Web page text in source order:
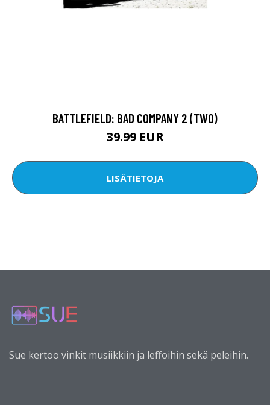
BATTLEFIELD: BAD COMPANY 2 (TWO)
39.99 EUR
LISÄTIETOJA
Sue kertoo vinkit musiikkiin ja leffoihin sekä peleihin.